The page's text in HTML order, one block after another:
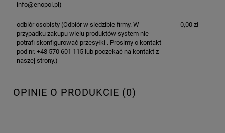
info@enopol.pl)
odbiór osobisty(Odbiór w siedzibie firmy. W
przypadku zakupu wielu produktów system nie
potrafi skonfigurować przesyłki . Prosimy o kontakt
pod nr. +48 570 601 115 lub poczekać na kontakt z
naszej strony.)
0,00 zł
OPINIE O PRODUKCIE (0)